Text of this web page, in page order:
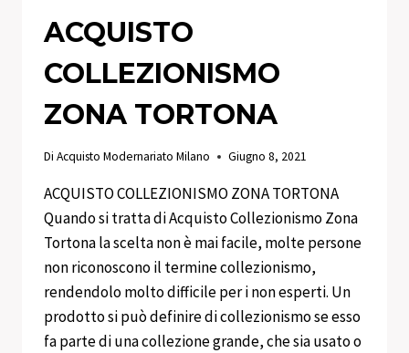
ACQUISTO
COLLEZIONISMO
ZONA TORTONA
Di Acquisto Modernariato Milano Giugno 8, 2021
ACQUISTO COLLEZIONISMO ZONA TORTONA
Quando si tratta di Acquisto Collezionismo Zona
Tortona la scelta non è mai facile, molte persone
non riconoscono il termine collezionismo,
rendendolo molto difficile per i non esperti. Un
prodotto si può definire di collezionismo se esso
fa parte di una collezione grande, che sia usato o